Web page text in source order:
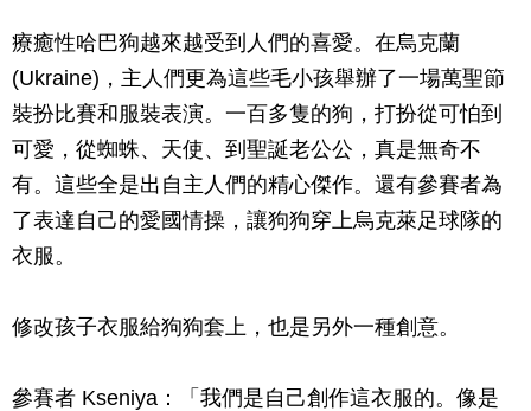
療癒性哈巴狗越來越受到人們的喜愛。在烏克蘭
(Ukraine)，主人們更為這些毛小孩舉辦了一場萬聖節
裝扮比賽和服裝表演。一百多隻的狗，打扮從可怕到
可愛，從蜘蛛、天使、到聖誕老公公，真是無奇不
有。這些全是出自主人們的精心傑作。還有參賽者為
了表達自己的愛國情操，讓狗狗穿上烏克萊足球隊的
衣服。
修改孩子衣服給狗狗套上，也是另外一種創意。
參賽者 Kseniya：「我們是自己創作這衣服的。像是